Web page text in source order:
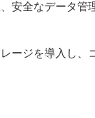
安全なデータ管
ージを導入し、